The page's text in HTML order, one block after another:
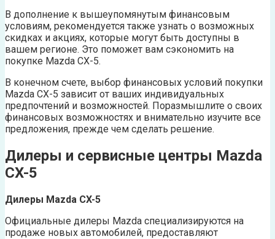
В дополнение к вышеупомянутым финансовым
условиям, рекомендуется также узнать о возможных
скидках и акциях, которые могут быть доступны в
вашем регионе. Это поможет вам сэкономить на
покупке Mazda CX-5.
В конечном счете, выбор финансовых условий покупки
Mazda CX-5 зависит от ваших индивидуальных
предпочтений и возможностей. Поразмышлите о своих
финансовых возможностях и внимательно изучите все
предложения, прежде чем сделать решение.
Дилеры и сервисные центры Mazda
CX-5
Дилеры Mazda CX-5
Официальные дилеры Mazda специализируются на
продаже новых автомобилей, предоставляют